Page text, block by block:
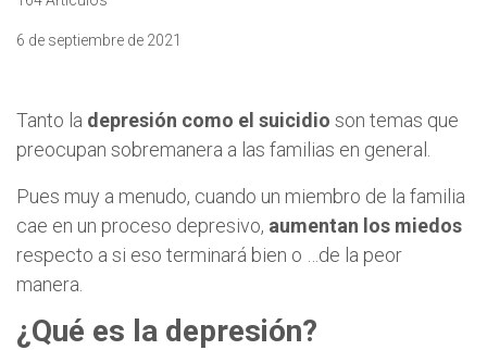
6 de septiembre de 2021
Tanto la depresión como el suicidio son temas que
preocupan sobremanera a las familias en general.
Pues muy a menudo, cuando un miembro de la familia
cae en un proceso depresivo, aumentan los miedos
respecto a si eso terminará bien o …de la peor
manera.
¿Qué es la depresión?